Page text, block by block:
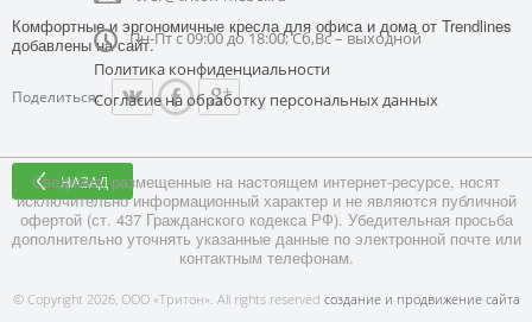
Комфортные и эргономичные кресла для офиса и дома от Trendlines
добавлены на сайт.
Поделиться:
НАЗАД
Пн-Пт с 09:00 до 18:00; Сб,Вс – выходной
Политика конфиденциальности
Согласие на обработку персональных данных
Сведения, размещенные на настоящем интернет-ресурсе, носят
исключительно информационный характер и не являются публичной
офертой (ст. 437 Гражданского кодекса РФ). Убедительная просьба
дополнительно уточнять указанные данные по электронной почте или
контактным телефонам.
© Copyright 2026, ООО «Тритон». All rights reserved создание и продвижение сайта